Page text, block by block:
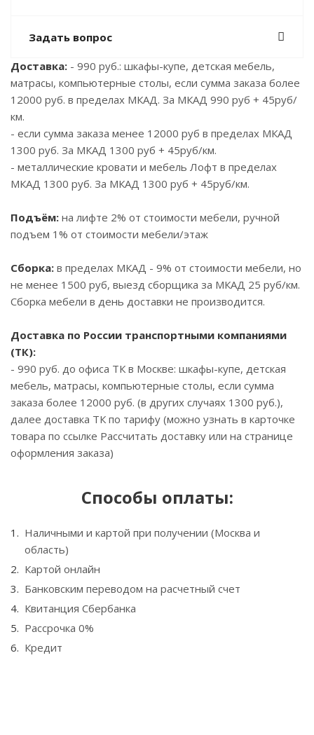
Задать вопрос
Доставка: - 990 руб.: шкафы-купе, детская мебель,
матрасы, компьютерные столы, если сумма заказа более
12000 руб. в пределах МКАД. За МКАД 990 руб + 45руб/
км.
- если сумма заказа менее 12000 руб в пределах МКАД
1300 руб. За МКАД 1300 руб + 45руб/км.
- металлические кровати и мебель Лофт в пределах
МКАД 1300 руб. За МКАД 1300 руб + 45руб/км.
Подъём: на лифте 2% от стоимости мебели, ручной
подъем 1% от стоимости мебели/этаж
Сборка: в пределах МКАД - 9% от стоимости мебели, но
не менее 1500 руб, выезд сборщика за МКАД 25 руб/км.
Сборка мебели в день доставки не производится.
Доставка по России транспортными компаниями
(ТК):
- 990 руб. до офиса ТК в Москве: шкафы-купе, детская
мебель, матрасы, компьютерные столы, если сумма
заказа более 12000 руб. (в других случаях 1300 руб.),
далее доставка ТК по тарифу (можно узнать в карточке
товара по ссылке Рассчитать доставку или на странице
оформления заказа)
Способы оплаты:
Наличными и картой при получении (Москва и
область)
Картой онлайн
Банковским переводом на расчетный счет
Квитанция Сбербанка
Рассрочка 0%
Кредит